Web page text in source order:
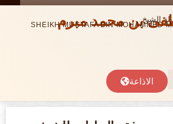
الشيخبن محمد مبرم
SHEIKH MUSTAFA BIN MOHAMMED
الاذاعة